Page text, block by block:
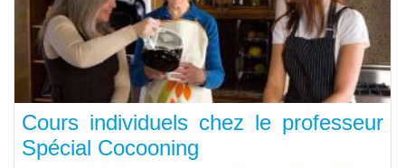
Cours individuels chez le professeur
Spécial Cocooning